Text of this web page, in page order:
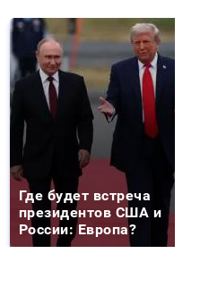
Где будет встреча
президентов США и
России: Европа?